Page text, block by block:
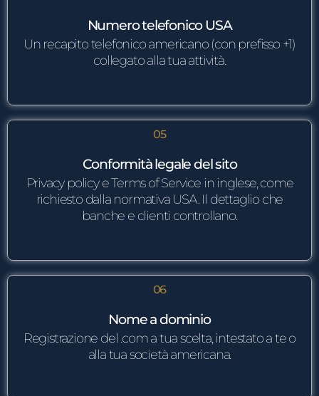
Numero telefonico USA
Un recapito telefonico americano (con prefisso +1)
collegato alla tua attività.
05
Conformità legale del sito
Privacy policy e Terms of Service in inglese, come
richiesto dalla normativa USA. Il dettaglio che
banche e clienti controllano.
06
Nome a dominio
Registrazione del .com a tua scelta, intestato a te o
alla tua società americana.